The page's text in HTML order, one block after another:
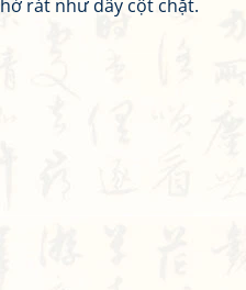
rát như dây cột chặt.